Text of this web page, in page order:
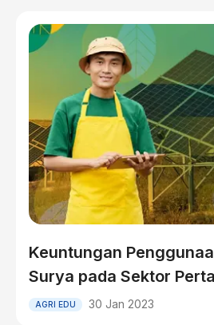
Keuntungan
Surya pada Sektor
AGRI EDU 30 Jan 2023